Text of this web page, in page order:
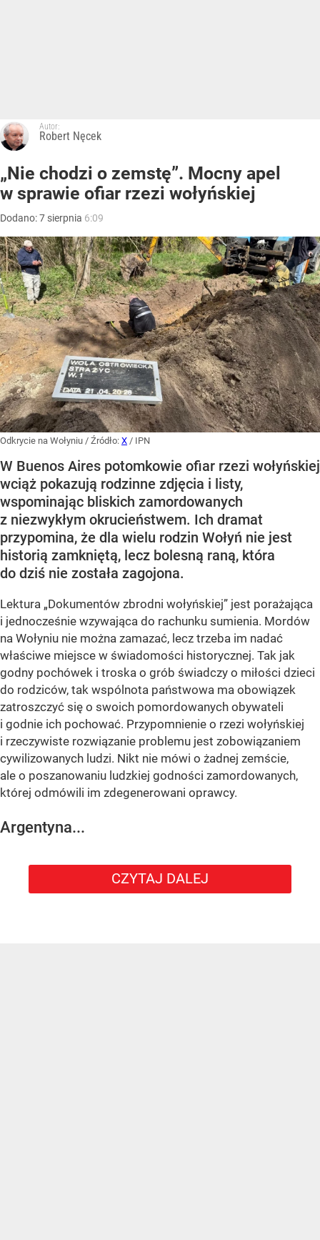
Autor:
Robert Nęcek
„Nie chodzi o zemstę”. Mocny apel
w sprawie ofiar rzezi wołyńskiej
Dodano:7 sierpnia 6:09
Odkrycie na Wołyniu / Źródło: X / IPN
W Buenos Aires potomkowie ofiar rzezi wołyńskiej
wciąż pokazują rodzinne zdjęcia i listy,
wspominając bliskich zamordowanych
z niezwykłym okrucieństwem. Ich dramat
przypomina, że dla wielu rodzin Wołyń nie jest
historią zamkniętą, lecz bolesną raną, która
do dziś nie została zagojona.
Lektura „Dokumentów zbrodni wołyńskiej” jest porażająca
i jednocześnie wzywająca do rachunku sumienia. Mordów
na Wołyniu nie można zamazać, lecz trzeba im nadać
właściwe miejsce w świadomości historycznej. Tak jak
godny pochówek i troska o grób świadczy o miłości dzieci
do rodziców, tak wspólnota państwowa ma obowiązek
zatroszczyć się o swoich pomordowanych obywateli
i godnie ich pochować. Przypomnienie o rzezi wołyńskiej
i rzeczywiste rozwiązanie problemu jest zobowiązaniem
cywilizowanych ludzi. Nikt nie mówi o żadnej zemście,
ale o poszanowaniu ludzkiej godności zamordowanych,
której odmówili im zdegenerowani oprawcy.
Argentyna...
CZYTAJ DALEJ